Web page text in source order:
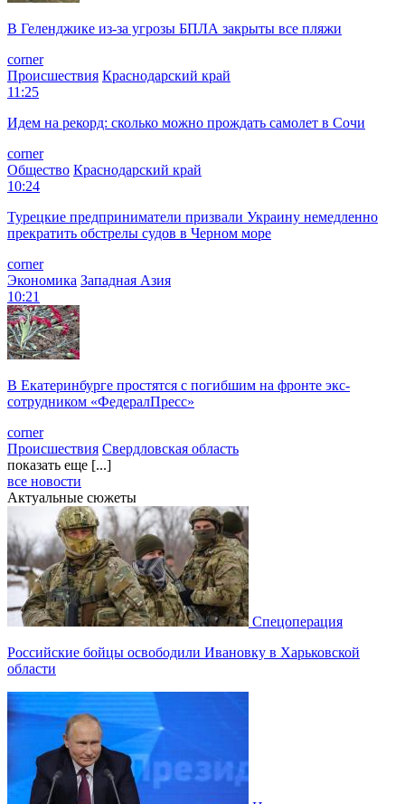
В Геленджике из-за угрозы БПЛА закрыты все пляжи
corner
Происшествия Краснодарский край
11:25
Идем на рекорд: сколько можно прождать самолет в Сочи
corner
Общество Краснодарский край
10:24
Турецкие предприниматели призвали Украину немедленно
прекратить обстрелы судов в Черном море
corner
Экономика Западная Азия
10:21
В Екатеринбурге простятся с погибшим на фронте экс-
сотрудником «ФедералПресс»
corner
Происшествия Свердловская область
показать еще [...]
все новости
Актуальные сюжеты
Спецоперация
Российские бойцы освободили Ивановку в Харьковской
области